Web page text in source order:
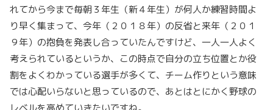
れてから今まで毎朝３年生（新４年生）が何人か練習時間よ
り早く集まって、今年（２０１８年）の反省と来年（２０１
９年）の抱負を発表し合っていたんですけど、一人一人よく
考えられているというか、この時点で自分の立ち位置とか役
割をよくわかっている選手が多くて、チーム作りという意味
では心配いらないと思っているので、あとはとにかく野球の